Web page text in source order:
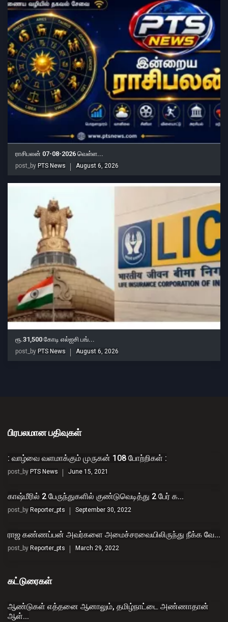
ராசிபலன் 07-08-2026 வெள்ள...
post_by PTS News August 6, 2026
ரூ.31,500 கோடி எல்ஐசி பங்...
post_by PTS News August 6, 2026
பிரபலமான பதிவுகள்
: வாழ்வை வளமாக்கும் முருகன் 108 போற்றிகள் :
post_by PTS News June 15, 2021
காஷ்மீரில் 2 பேருந்துகளில் குண்டுவெடித்து 2 பேர் க...
post_by Reporter_pts September 30, 2022
ராஜ கண்ணப்பன் அவர்களை அமைச்சரவையிலிருந்து நீக்க வே...
post_by Reporter_pts March 29, 2022
கட்டுரைகள்
ஆண்டுகள் எத்தனை ஆனாலும், தமிழ்நாட்டை அண்ணாதான்
ஆள்...